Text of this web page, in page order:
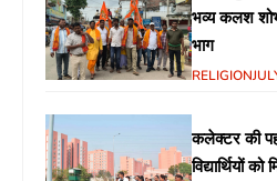
भव्य कलश
भाग
RELIGION
कलेक्टर की
विद्यार्थियों